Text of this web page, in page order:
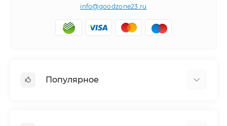
info@goodzone23.ru
Популярное